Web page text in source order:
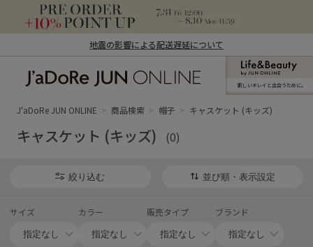
地震の影響による配送遅延について
ン オンライン）
新しいキレイと出合うために。
J'aDoRe JUN ONLINE 商品検索 帽子 キャスケット (キッズ)
キャスケット (キッズ) (0)
絞り込む 並び順・表示設定
サイズ カラー 販売タイプ ブランド